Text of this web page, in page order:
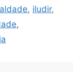
, iludir,
,